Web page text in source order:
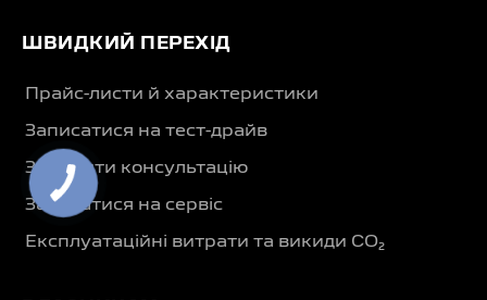
ШВИДКИЙ ПЕРЕХІД
Прайс-листи й характеристики
Записатися на тест-драйв
Замовити консультацію
Записатися на сервіс
Експлуатаційні витрати та викиди CO₂